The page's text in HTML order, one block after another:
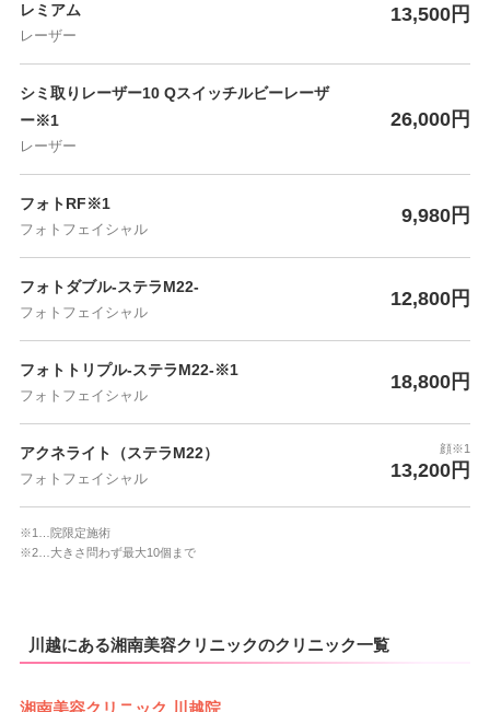
レミアム
レーザー
13,500円
シミ取りレーザー10 Qスイッチルビーレーザ
ー※1
レーザー
26,000円
フォトRF※1
フォトフェイシャル
9,980円
フォトダブル-ステラM22-
フォトフェイシャル
12,800円
フォトトリプル-ステラM22-※1
フォトフェイシャル
18,800円
アクネライト（ステラM22）
フォトフェイシャル
顔※1
13,200円
※1…院限定施術
※2…大きさ問わず最大10個まで
川越にある湘南美容クリニックのクリニック一覧